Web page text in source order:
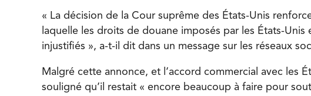
« La décision de la Cour suprême des États-Unis
laquelle les droits de douane imposés par les États-Unis
injustifiés », a-t-il dit dans un message sur les réseaux
Malgré cette annonce, et l’accord commercial avec les
souligné qu’il restait « encore beaucoup à faire pour